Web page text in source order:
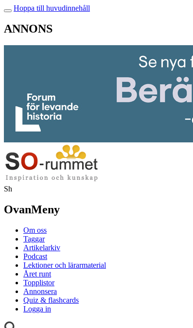
Hoppa till huvudinnehåll
ANNONS
Sh
OvanMeny
Om oss
Taggar
Artikelarkiv
Podcast
Lektioner och lärarmaterial
Året runt
Topplistor
Annonsera
Quiz & flashcards
Logga in